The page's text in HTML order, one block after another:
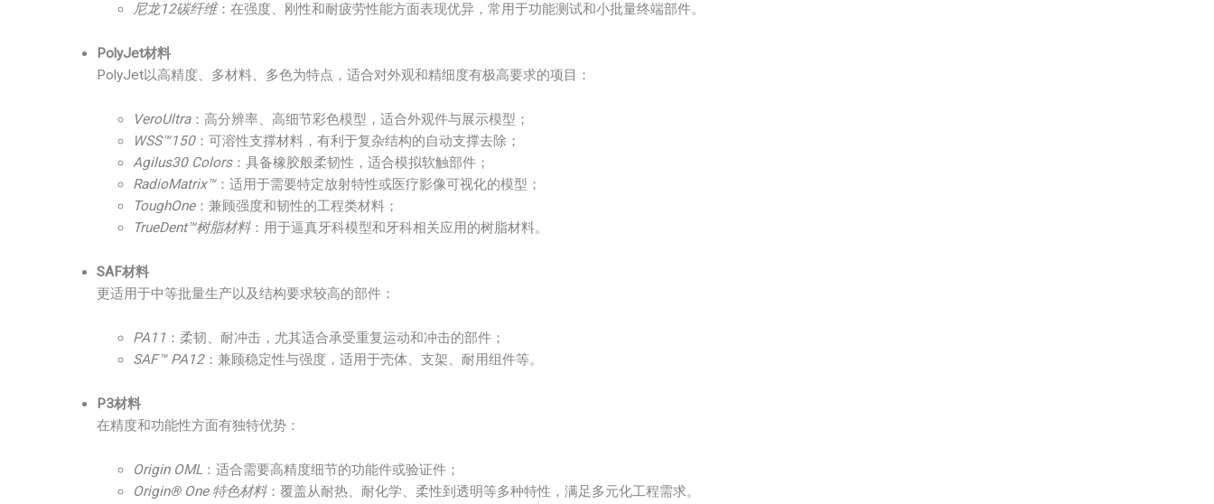
尼龙12碳纤维：在强度、刚性和耐疲劳性能方面表现优异，常用于功能测试和小批量终端部件。
PolyJet材料
PolyJet以高精度、多材料、多色为特点，适合对外观和精细度有极高要求的项目：
VeroUltra：高分辨率、高细节彩色模型，适合外观件与展示模型；
WSS™150：可溶性支撑材料，有利于复杂结构的自动支撑去除；
Agilus30 Colors：具备橡胶般柔韧性，适合模拟软触部件；
RadioMatrix™：适用于需要特定放射特性或医疗影像可视化的模型；
ToughOne：兼顾强度和韧性的工程类材料；
TrueDent™树脂材料：用于逼真牙科模型和牙科相关应用的树脂材料。
SAF材料
更适用于中等批量生产以及结构要求较高的部件：
PA11 ：柔韧、耐冲击，尤其适合承受重复运动和冲击的部件；
SAF™ PA12：兼顾稳定性与强度，适用于壳体、支架、耐用组件等。
P3材料
在精度和功能性方面有独特优势：
Origin OML ：适合需要高精度细节的功能件或验证件；
Origin® One 特色材料：覆盖从耐热、耐化学、柔性到透明等多种特性，满足多元化工程需求。